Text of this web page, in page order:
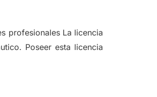
profesionales La licencia
Poseer esta licencia